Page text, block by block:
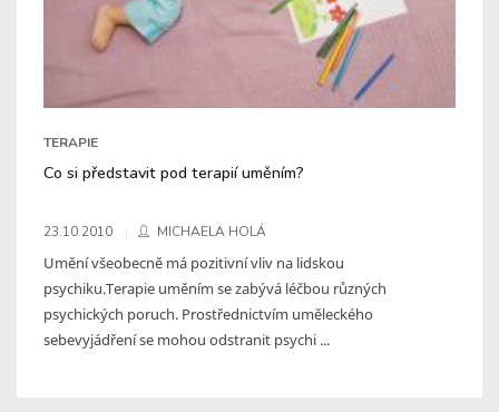
TERAPIE
Co si představit pod terapií uměním?
23.10.2010 MICHAELA HOLÁ
Umění všeobecně má pozitivní vliv na lidskou
psychiku.Terapie uměním se zabývá léčbou různých
psychických poruch. Prostřednictvím uměleckého
sebevyjádření se mohou odstranit psychi ...